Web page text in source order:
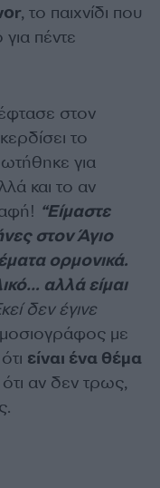
, το παιχνίδι που
πέντε
στον
το
για
και το αν
“Είμαστε
στον Άγιο
ορμονικά.
αλλά είμαι
δεν έγινε
με
είναι ένα θέμα
ότι αν δεν τρως,